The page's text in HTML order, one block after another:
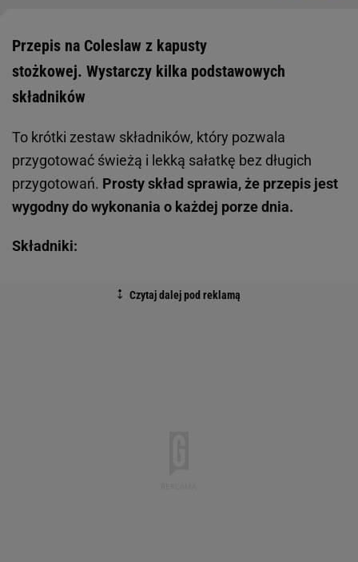
Przepis na Coleslaw z kapusty
stożkowej. Wystarczy kilka podstawowych
składników
To krótki zestaw składników, który pozwala
przygotować świeżą i lekką sałatkę bez długich
przygotowań. Prosty skład sprawia, że przepis jest
wygodny do wykonania o każdej porze dnia.
Składniki: